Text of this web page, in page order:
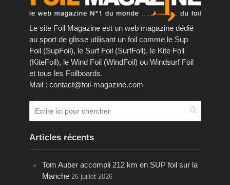
Le site Foil Magazine est un web magazine dédié
au sport de glisse utilisant un foil comme le Sup
Foil (SupFoil), le Surf Foil (SurfFoil), le Kite Foil
(KiteFoil), le Wind Foil (WindFoil) ou Windsurf Foil
et tous les Foilboards.
Mail : contact@foil-magazine.com
Articles récents
Tom Auber accompli 212 km en SUP foil sur la
Manche 26 juillet 2026